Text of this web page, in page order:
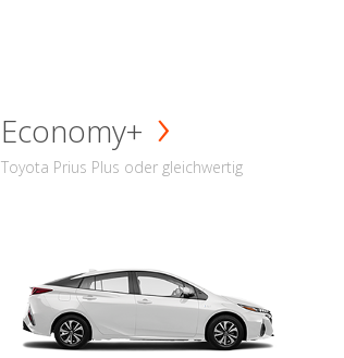
Economy+
Toyota Prius Plus oder gleichwertig